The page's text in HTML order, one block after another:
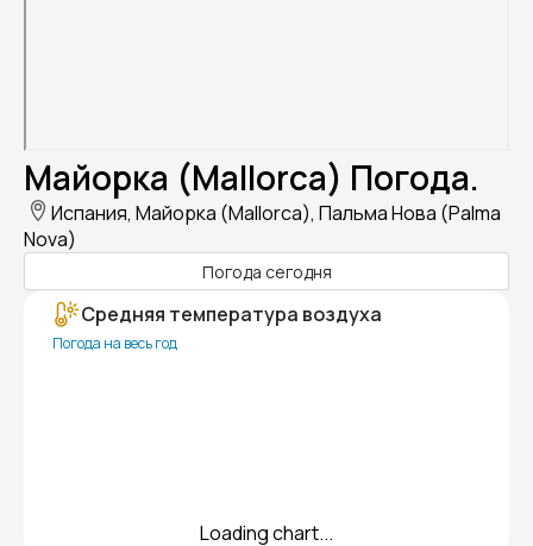
Майорка (Mallorca) Погода.
Испания, Майорка (Mallorca), Пальма Нова (Palma
Nova)
Погода сегодня
Средняя температура воздуха
Погода на весь год
Loading chart...